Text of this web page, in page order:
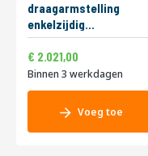
draagarmstelling
enkelzijdig
2500x5000x800mm
(hxbxd) 4 niveaus
340/arm
Speciale
prijs
2.021,00
Binnen 3 werkdagen
Voeg toe